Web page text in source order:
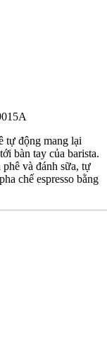
tự động mang lại
bàn tay của barista.
và đánh sữa, tự
chế espresso bằng